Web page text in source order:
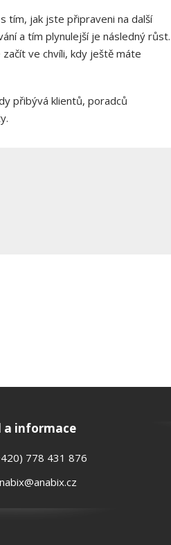
tím, jak jste připraveni na další
a tím plynulejší je následný růst.
ve chvíli, kdy ještě máte
přibývá klientů, poradců
a informace
778 431 876